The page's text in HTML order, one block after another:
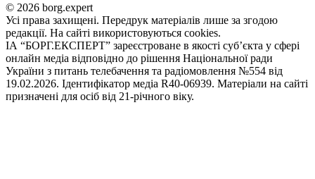
© 2026 borg.expert
Усі права захищені. Передрук матеріалів лише за згодою
редакції. На сайті використовуються cookies.
ІА “БОРГ.ЕКСПЕРТ” зареєстроване в якості суб’єкта у сфері
онлайн медіа відповідно до рішення Національної ради
України з питань телебачення та радіомовлення №554 від
19.02.2026. Ідентифікатор медіа R40-06939. Матеріали на сайті
призначені для осіб від 21-річного віку.